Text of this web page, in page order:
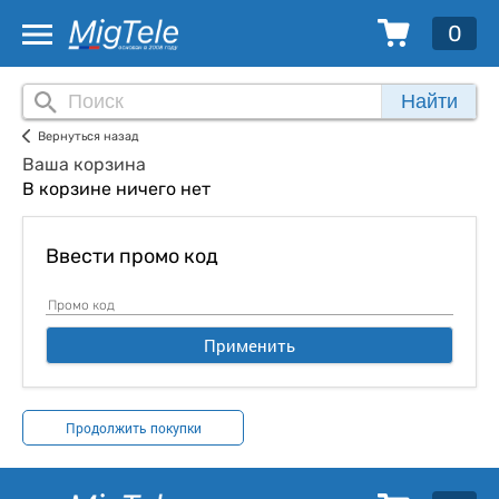
0
Найти
Вернуться назад
Ваша корзина
В корзине ничего нет
Ввести промо код
Применить
Продолжить покупки